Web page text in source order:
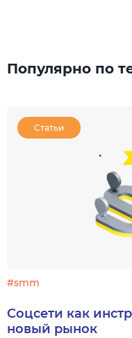
Популярно по
Статьи
#smm
Соцсети как
новый рынок